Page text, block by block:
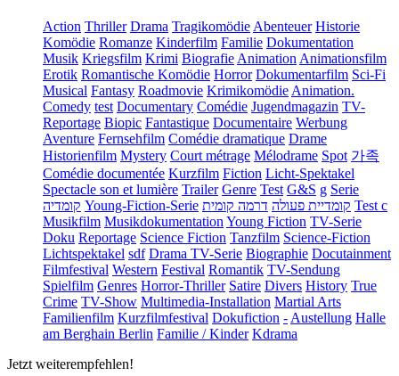
Action Thriller Drama Tragikomödie Abenteuer Historie
Komödie Romanze Kinderfilm Familie Dokumentation
Musik Kriegsfilm Krimi Biografie Animation Animationsfilm
Erotik Romantische Komödie Horror Dokumentarfilm Sci-Fi
Musical Fantasy Roadmovie Krimikomödie Animation.
Comedy test Documentary Comédie Jugendmagazin TV-
Reportage Biopic Fantastique Documentaire Werbung
Aventure Fernsehfilm Comédie dramatique Drame
Historienfilm Mystery Court métrage Mélodrame Spot 가족
Comédie documentée Kurzfilm Fiction Licht-Spektakel
Spectacle son et lumière Trailer Genre Test G&S g Serie
קומדיה Young-Fiction-Serie קומדיית פעולה דרמה קומית
Test c
Musikfilm Musikdokumentation Young Fiction TV-Serie
Doku Reportage Science Fiction Tanzfilm Science-Fiction
Lichtspektakel sdf Drama TV-Serie Biographie Docutainment
Filmfestival Western Festival Romantik TV-Sendung
Spielfilm Genres Horror-Thriller Satire Divers History True
Crime TV-Show Multimedia-Installation Martial Arts
Familienfilm Kurzfilmfestival Dokufiction - Austellung Halle
am Berghain Berlin Familie / Kinder Kdrama
Jetzt weiterempfehlen!